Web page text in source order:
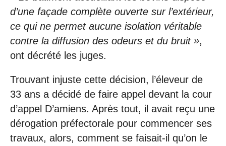
d’une façade complète ouverte sur l’extérieur,
ce qui ne permet aucune isolation véritable
contre la diffusion des odeurs et du bruit »,
ont décrété les juges.
Trouvant injuste cette décision, l’éleveur de
33 ans a décidé de faire appel devant la cour
d’appel D’amiens. Après tout, il avait reçu une
dérogation préfectorale pour commencer ses
travaux, alors, comment se faisait-il qu’on le